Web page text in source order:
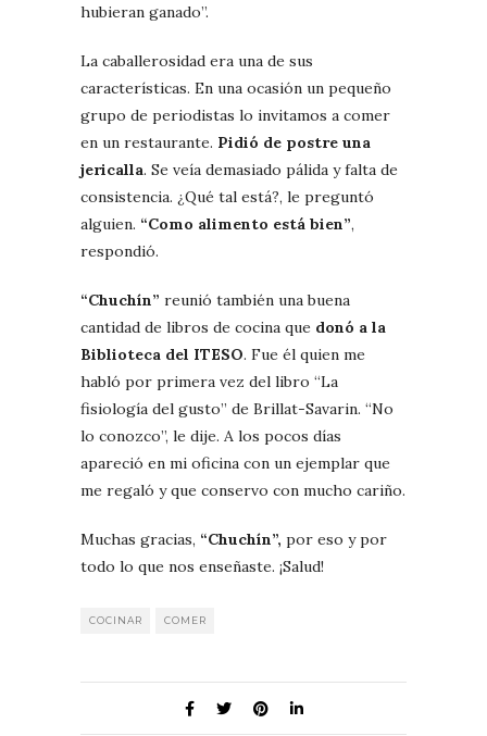
hubieran ganado”.
La caballerosidad era una de sus
características. En una ocasión un pequeño
grupo de periodistas lo invitamos a comer
en un restaurante. Pidió de postre una
jericalla. Se veía demasiado pálida y falta de
consistencia. ¿Qué tal está?, le preguntó
alguien. “Como alimento está bien”,
respondió.
“Chuchín” reunió también una buena
cantidad de libros de cocina que donó a la
Biblioteca del ITESO. Fue él quien me
habló por primera vez del libro “La
fisiología del gusto” de Brillat-Savarin. “No
lo conozco”, le dije. A los pocos días
apareció en mi oficina con un ejemplar que
me regaló y que conservo con mucho cariño.
Muchas gracias, “Chuchín”, por eso y por
todo lo que nos enseñaste. ¡Salud!
COCINAR COMER